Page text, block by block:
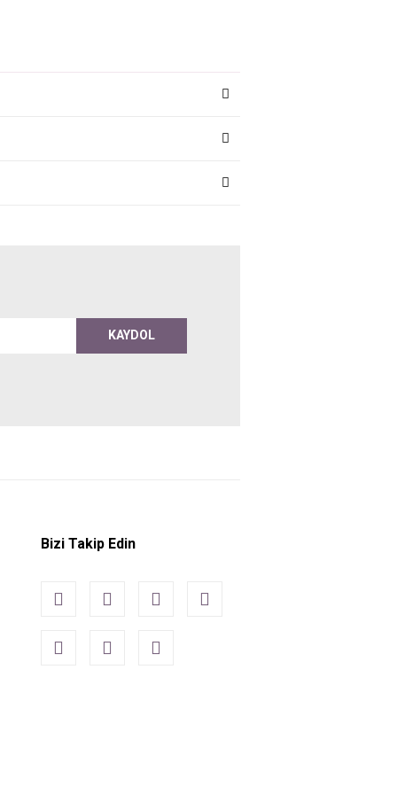
KAYDOL
Bizi Takip Edin